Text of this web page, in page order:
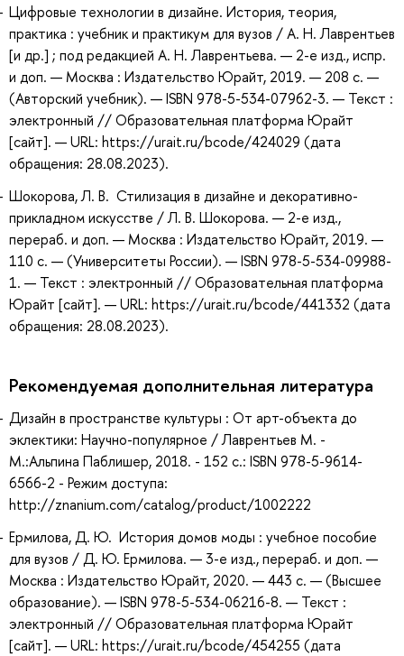
Цифровые технологии в дизайне. История, теория,
практика : учебник и практикум для вузов / А. Н. Лаврентьев
[и др.] ; под редакцией А. Н. Лаврентьева. — 2-е изд., испр.
и доп. — Москва : Издательство Юрайт, 2019. — 208 с. —
(Авторский учебник). — ISBN 978-5-534-07962-3. — Текст :
электронный // Образовательная платформа Юрайт
[сайт]. — URL: https://urait.ru/bcode/424029 (дата
обращения: 28.08.2023).
Шокорова, Л. В. Стилизация в дизайне и декоративно-
прикладном искусстве / Л. В. Шокорова. — 2-е изд.,
перераб. и доп. — Москва : Издательство Юрайт, 2019. —
110 с. — (Университеты России). — ISBN 978-5-534-09988-
1. — Текст : электронный // Образовательная платформа
Юрайт [сайт]. — URL: https://urait.ru/bcode/441332 (дата
обращения: 28.08.2023).
Рекомендуемая дополнительная литература
Дизайн в пространстве культуры : От арт-объекта до
эклектики: Научно-популярное / Лаврентьев М. -
М.:Альпина Паблишер, 2018. - 152 с.: ISBN 978-5-9614-
6566-2 - Режим доступа:
http://znanium.com/catalog/product/1002222
Ермилова, Д. Ю. История домов моды : учебное пособие
для вузов / Д. Ю. Ермилова. — 3-е изд., перераб. и доп. —
Москва : Издательство Юрайт, 2020. — 443 с. — (Высшее
образование). — ISBN 978-5-534-06216-8. — Текст :
электронный // Образовательная платформа Юрайт
[сайт]. — URL: https://urait.ru/bcode/454255 (дата